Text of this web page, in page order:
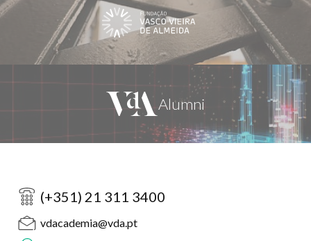
(+351) 21 311 3400
vdacademia@vda.pt